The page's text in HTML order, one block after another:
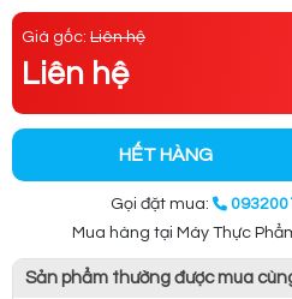
Giá gốc: Liên hệ
Liên hệ
HẾT HÀNG
Gọi đặt mua:
Mua hàng tại Máy Thực
Sản phẩm thường được mua